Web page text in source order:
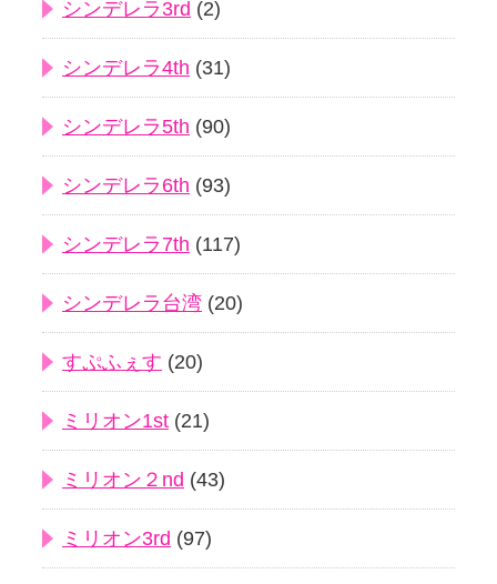
シンデレラ3rd (2)
シンデレラ4th (31)
シンデレラ5th (90)
シンデレラ6th (93)
シンデレラ7th (117)
シンデレラ台湾 (20)
すぷふぇす (20)
ミリオン1st (21)
ミリオン２nd (43)
ミリオン3rd (97)